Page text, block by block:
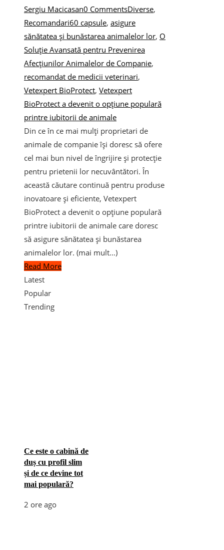
Sergiu Macicasan0 CommentsDiverse,
Recomandari60 capsule, asigure
sănătatea și bunăstarea animalelor lor, O
Soluție Avansată pentru Prevenirea
Afecțiunilor Animalelor de Companie,
recomandat de medicii veterinari,
Vetexpert BioProtect, Vetexpert
BioProtect a devenit o opțiune populară
printre iubitorii de animale
Din ce în ce mai mulți proprietari de
animale de companie își doresc să ofere
cel mai bun nivel de îngrijire și protecție
pentru prietenii lor necuvântători. În
această căutare continuă pentru produse
inovatoare și eficiente, Vetexpert
BioProtect a devenit o opțiune populară
printre iubitorii de animale care doresc
să asigure sănătatea și bunăstarea
animalelor lor. (mai mult…)
Read More
Latest
Popular
Trending
Ce este o cabină de
duș cu profil slim
și de ce devine tot
mai populară?
2 ore ago